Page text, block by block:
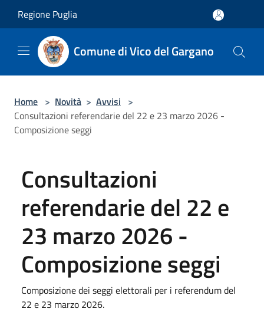
Regione Puglia
Comune di Vico del Gargano
Home > Novità > Avvisi >
Consultazioni referendarie del 22 e 23 marzo 2026 -
Composizione seggi
Consultazioni
referendarie del 22 e
23 marzo 2026 -
Composizione seggi
Composizione dei seggi elettorali per i referendum del
22 e 23 marzo 2026.